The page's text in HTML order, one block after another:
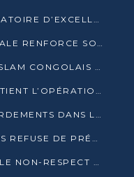
MOUYONDZI, NOUVEAU LABORATOIRE D’EXCELLENCE PÉDAGOGIQUE AVEC L’ENFICE
SCIENCE : L’ACADÉMIE NATIONALE RENFORCE SON ÉQUIPE ET TRACE SA FEUILLE DE ROUTE 2026
CARDY YOUELO, LA VOIX DAU SLAM CONGOLAIS QUI INTERPELLE LE MONDE
BRAZZAVILLE : LE PRÉFET SOUTIENT L’OPÉRATION « ZÉRO KULUNA » ET APPELLE À LA VIGILANCE CITOYENNE
LE CNR DÉNONCE DES BOMBARDEMENTS DANS LE POOL ET ACCUSE LE GOUVERNEMENT
PRÉSIDENTIELLE 2026 : L’UPADS REFUSE DE PRÉSENTER UN CANDIDAT ET DÉNONCE UN PROCESSUS NON CRÉDIBLE
FÉLIX TSHISEKEDI ALERTE SUR LE NON-RESPECT DES ENGAGEMENTS DE PAIX APRÈS SA RENCONTRE AVEC D. SASSOU-NGUESSO